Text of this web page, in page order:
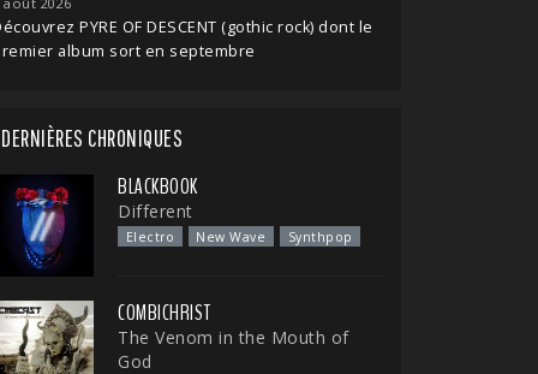
PYRE OF DESCENT (gothic rock) dont le
album sort en septembre
DERNIÈRES CHRONIQUES
BLACKBOOK
Different
Electro New Wave Synthpop
COMBICHRIST
The Venom in the Mouth of
God